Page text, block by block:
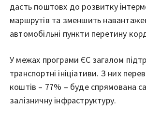
дасть поштовх до розвитку
маршрутів та зменшить
автомобільні пункти перетину
У межах програми ЄС загалом
транспортні ініціативи. З них
коштів – 77% – буде спрямована
залізничну інфраструктуру.